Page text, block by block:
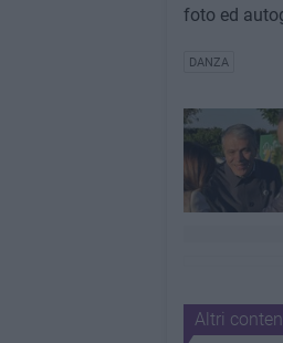
foto ed
DANZA
Altri